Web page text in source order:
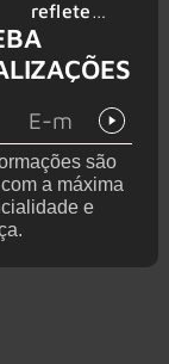
e KORN
reflete
sobre o
futuro e
levanta
de de
deixar os
palcossão
a máxima
e